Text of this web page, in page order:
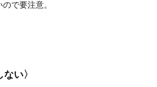
で要注意。
ない〉